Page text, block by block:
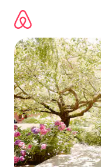
directement
contenu